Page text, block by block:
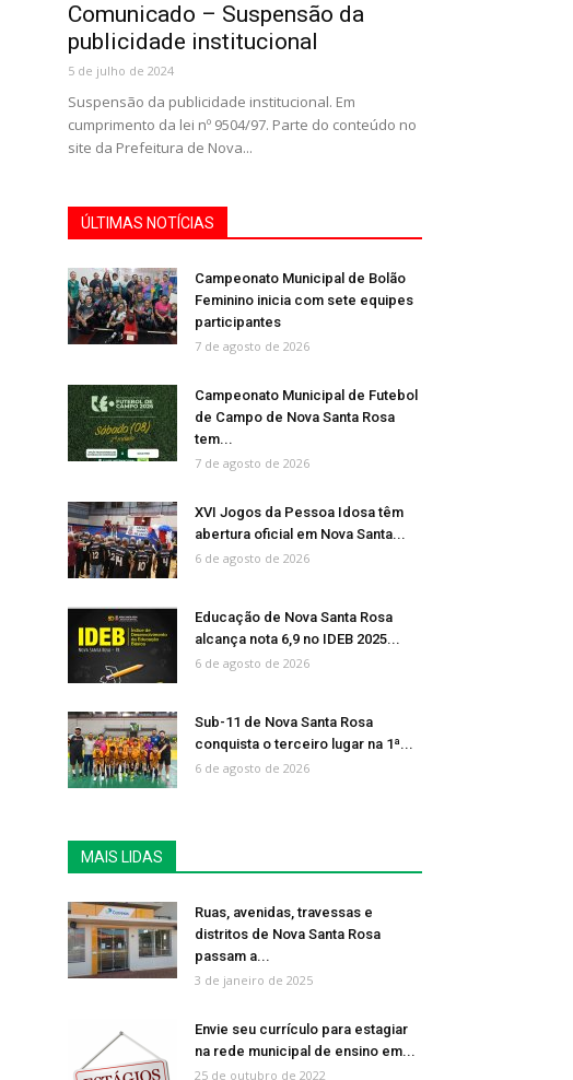
Comunicado – Suspensão da
publicidade institucional
5 de julho de 2024
Suspensão da publicidade institucional. Em
cumprimento da lei nº 9504/97. Parte do conteúdo no
site da Prefeitura de Nova...
ÚLTIMAS NOTÍCIAS
Campeonato Municipal de Bolão
Feminino inicia com sete equipes
participantes
7 de agosto de 2026
Campeonato Municipal de Futebol
de Campo de Nova Santa Rosa
tem...
7 de agosto de 2026
XVI Jogos da Pessoa Idosa têm
abertura oficial em Nova Santa...
6 de agosto de 2026
Educação de Nova Santa Rosa
alcança nota 6,9 no IDEB 2025...
6 de agosto de 2026
Sub-11 de Nova Santa Rosa
conquista o terceiro lugar na 1ª...
6 de agosto de 2026
MAIS LIDAS
Ruas, avenidas, travessas e
distritos de Nova Santa Rosa
passam a...
3 de janeiro de 2025
Envie seu currículo para estagiar
na rede municipal de ensino em...
25 de outubro de 2022